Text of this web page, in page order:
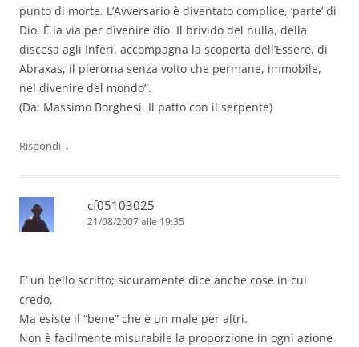
punto di morte. L’Avversario è diventato complice, ‘parte’ di
Dio. È la via per divenire dio. Il brivido del nulla, della
discesa agli Inferi, accompagna la scoperta dell’Essere, di
Abraxas, il pleroma senza volto che permane, immobile,
nel divenire del mondo”.
(Da: Massimo Borghesi, Il patto con il serpente)
Rispondi ↓
cf05103025
21/08/2007 alle 19:35
E’ un bello scritto; sicuramente dice anche cose in cui
credo.
Ma esiste il “bene” che è un male per altri.
Non è facilmente misurabile la proporzione in ogni azione